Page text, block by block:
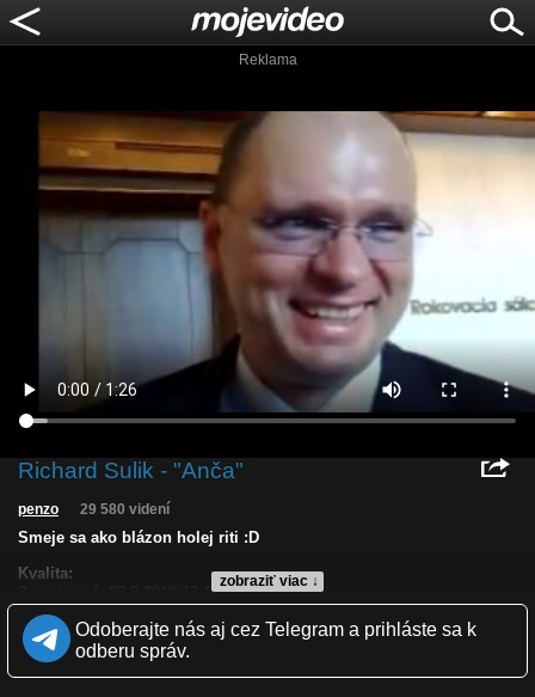
Reklama
Richard Sulik - "Anča"
zobraziť viac ↓
penzo 29 580 videní
Smeje sa ako blázon holej riti :D
Kvalita:
Zverejnené: 27.8.2010 13:14
Páči sa: 75% (52 hlasov)
Obľúbené: 16
Komentárov: 76
Odoberajte nás aj cez Telegram a prihláste sa k
odberu správ.